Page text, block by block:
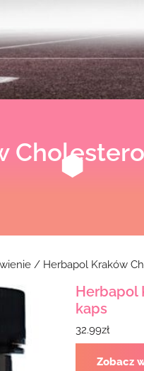
/ Herbapol Kraków
Herbapol
kaps
32.99zł
Zobacz